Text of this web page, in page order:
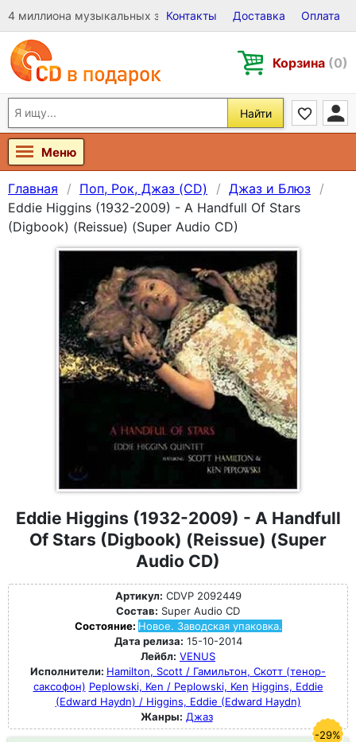
4 миллиона музыкальных записей на Виниле, CD и DVD
Контакты Доставка Оплата
Корзина (0)
Найти
Меню
Главная Поп, Рок, Джаз (CD)
Джаз и Блюз
Eddie Higgins (1932-2009) - A Handfull Of Stars
(Digbook) (Reissue) (Super Audio CD)
Eddie Higgins (1932-2009) - A Handfull
Of Stars (Digbook) (Reissue) (Super
Audio CD)
Артикул: CDVP 2092449
Состав: Super Audio CD
Состояние: Новое. Заводская упаковка.
Дата релиза: 15-10-2014
Лейбл: VENUS
Исполнители: Hamilton, Scott / Гамильтон, Скотт (тенор-
саксофон) Peplowski, Ken / Peplowski, Ken Higgins, Eddie
(Edward Haydn) / Higgins, Eddie (Edward Haydn)
Жанры: Джаз
-29%